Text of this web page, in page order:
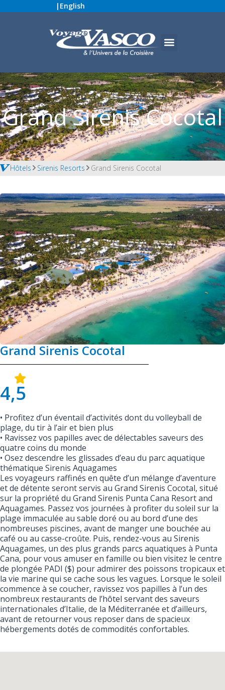
| English
Grand Sirenis Cocotal
Hôtels Sirenis Resorts Grand Sirenis Cocotal
Grand Sirenis Cocotal
4,5
• Profitez d’un éventail d’activités dont du volleyball de
plage, du tir à l’air et bien plus
• Ravissez vos papilles avec de délectables saveurs des
quatre coins du monde
• Osez descendre les glissades d’eau du parc aquatique
thématique Sirenis Aquagames
Les voyageurs raffinés en quête d’un mélange d’aventure
et de détente seront servis au Grand Sirenis Cocotal, situé
sur la propriété du Grand Sirenis Punta Cana Resort and
Aquagames. Passez vos journées à profiter du soleil sur la
plage immaculée au sable doré ou au bord d’une des
nombreuses piscines, avant de manger une bouchée au
café ou au casse-croûte. Puis, rendez-vous au Sirenis
Aquagames, un des plus grands parcs aquatiques à Punta
Cana, pour vous amuser en famille ou bien visitez le centre
de plongée PADI ($) pour admirer des poissons tropicaux et
la vie marine qui se cache sous les vagues. Lorsque le soleil
commence à se coucher, ravissez vos papilles à l’un des
nombreux restaurants de l’hôtel servant des saveurs
internationales d’Italie, de la Méditerranée et d’ailleurs,
avant de retourner vous reposer dans de spacieux
hébergements dotés de commodités confortables.